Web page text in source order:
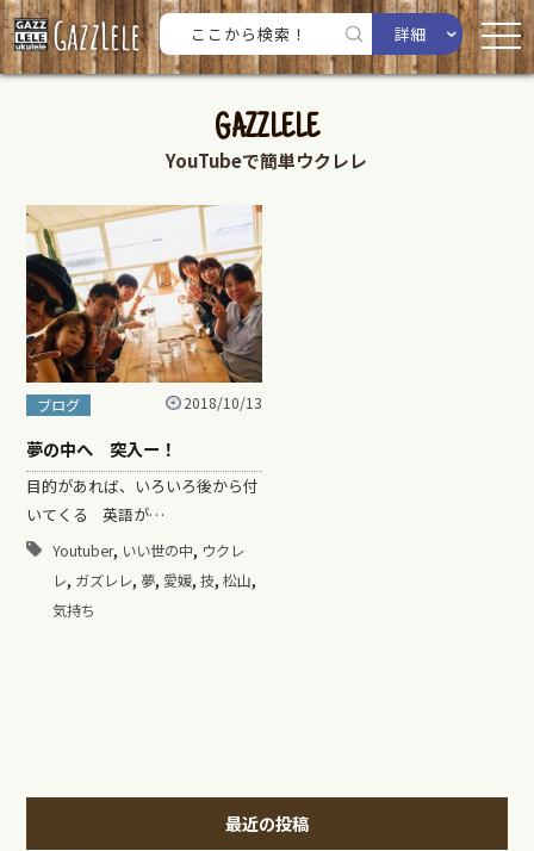
詳細
GAZZLELE
YouTubeで簡単ウクレレ
ブログ 2018/10/13
夢の中へ 突入ー！
目的があれば、いろいろ後から付
いてくる 英語が…
Youtuber, いい世の中, ウクレ
レ, ガズレレ, 夢, 愛媛, 技, 松山,
気持ち
最近の投稿